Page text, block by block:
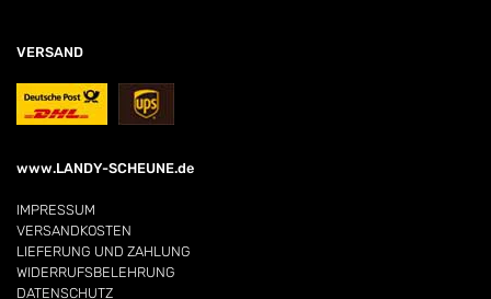
VERSAND
www.LANDY-SCHEUNE.de
IMPRESSUM
VERSANDKOSTEN
LIEFERUNG UND ZAHLUNG
WIDERRUFSBELEHRUNG
DATENSCHUTZ